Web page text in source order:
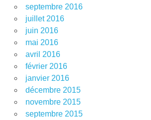
septembre 2016
juillet 2016
juin 2016
mai 2016
avril 2016
février 2016
janvier 2016
décembre 2015
novembre 2015
septembre 2015